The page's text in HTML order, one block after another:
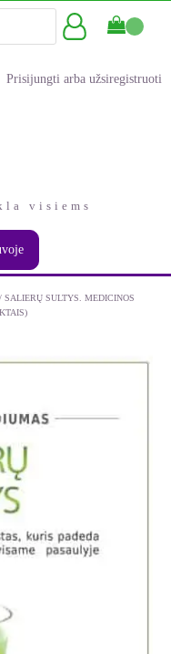
Prisijungti arba užsiregistruoti
visiems
/ SALIERŲ SULTYS. MEDICINOS